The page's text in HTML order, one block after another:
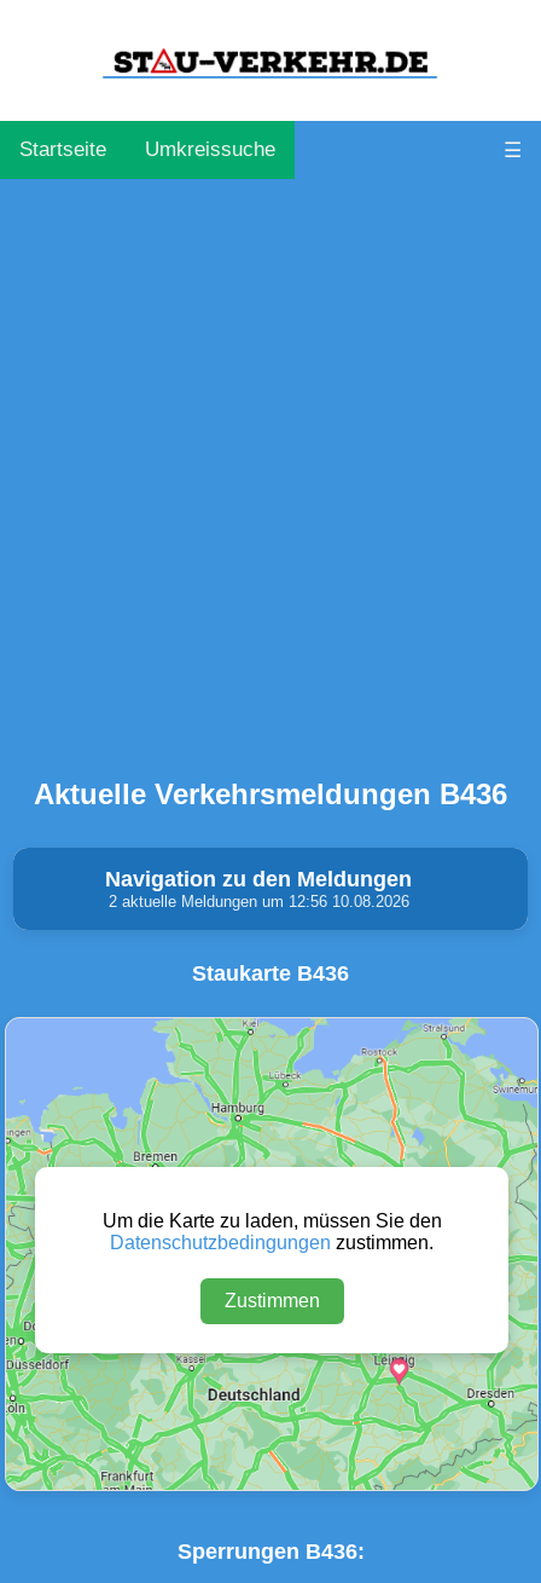
Startseite Umkreissuche ☰
Aktuelle Verkehrsmeldungen B436
Navigation zu den Meldungen
2 aktuelle Meldungen um 12:56 10.08.2026
Unfälle & Warnungen Stau
(0)
Wetter Warnungen Sperrungen
Defektes Fahrzeug
Staukarte B436
Um die Karte zu laden, müssen Sie den
Datenschutzbedingungen zustimmen.
Zustimmen
Sperrungen B436: